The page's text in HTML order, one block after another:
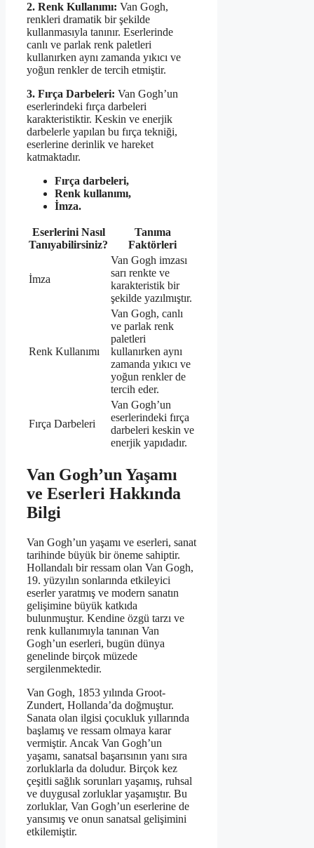
2. Renk Kullanımı: Van Gogh,
renkleri dramatik bir şekilde
kullanmasıyla tanınır. Eserlerinde
canlı ve parlak renk paletleri
kullanırken aynı zamanda yıkıcı ve
yoğun renkler de tercih etmiştir.
3. Fırça Darbeleri: Van Gogh’un
eserlerindeki fırça darbeleri
karakteristiktir. Keskin ve enerjik
darbelerle yapılan bu fırça tekniği,
eserlerine derinlik ve hareket
katmaktadır.
Fırça darbeleri,
Renk kullanımı,
İmza.
Eserlerini Nasıl
Tanıyabilirsiniz?
Tanıma
Faktörleri
İmza
Van Gogh imzası
sarı renkte ve
karakteristik bir
şekilde yazılmıştır.
Renk Kullanımı
Van Gogh, canlı
ve parlak renk
paletleri
kullanırken aynı
zamanda yıkıcı ve
yoğun renkler de
tercih eder.
Fırça Darbeleri
Van Gogh’un
eserlerindeki fırça
darbeleri keskin ve
enerjik yapıdadır.
Van Gogh’un Yaşamı
ve Eserleri Hakkında
Bilgi
Van Gogh’un yaşamı ve eserleri, sanat
tarihinde büyük bir öneme sahiptir.
Hollandalı bir ressam olan Van Gogh,
19. yüzyılın sonlarında etkileyici
eserler yaratmış ve modern sanatın
gelişimine büyük katkıda
bulunmuştur. Kendine özgü tarzı ve
renk kullanımıyla tanınan Van
Gogh’un eserleri, bugün dünya
genelinde birçok müzede
sergilenmektedir.
Van Gogh, 1853 yılında Groot-
Zundert, Hollanda’da doğmuştur.
Sanata olan ilgisi çocukluk yıllarında
başlamış ve ressam olmaya karar
vermiştir. Ancak Van Gogh’un
yaşamı, sanatsal başarısının yanı sıra
zorluklarla da doludur. Birçok kez
çeşitli sağlık sorunları yaşamış, ruhsal
ve duygusal zorluklar yaşamıştır. Bu
zorluklar, Van Gogh’un eserlerine de
yansımış ve onun sanatsal gelişimini
etkilemiştir.